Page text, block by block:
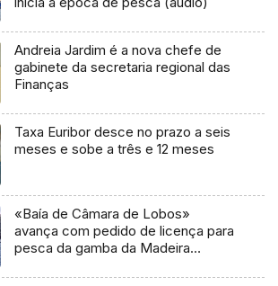
Andreia Jardim é a nova chefe de
gabinete da secretaria regional das
Finanças
Taxa Euribor desce no prazo a seis
meses e sobe a três e 12 meses
«Baía de Câmara de Lobos»
avança com pedido de licença para
pesca da gamba da Madeira